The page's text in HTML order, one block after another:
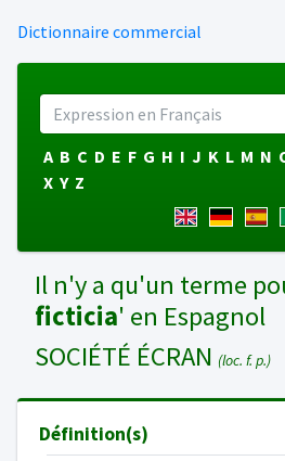
Dictionnaire commercial
A B C D E F G H I J K L M N
X Y Z
Il n'y a qu'un terme
ficticia' en Espagnol
SOCIÉTÉ ÉCRAN (loc. f. p.)
Définition(s)